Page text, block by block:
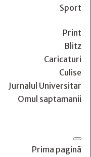
Sport
Print
Blitz
Caricaturi
Culise
Jurnalul Universitar
Omul saptamanii
Prima pagină